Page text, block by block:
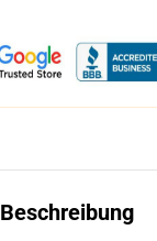
Beschreibung